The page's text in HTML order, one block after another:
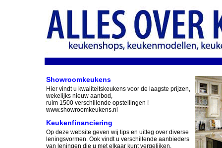
Showroomkeukens
Hier vindt u kwaliteitskeukens voor de laagste prijzen,
wekelijks nieuw aanbod,
ruim 1500 verschillende opstellingen !
www.showroomkeukens.nl
Keukenfinanciering
Op deze website geven wij tips en uitleg over diverse
leningsvormen. Ook vindt u verschillende aanbieders
van leningen die u met elkaar kunt vergelijken.